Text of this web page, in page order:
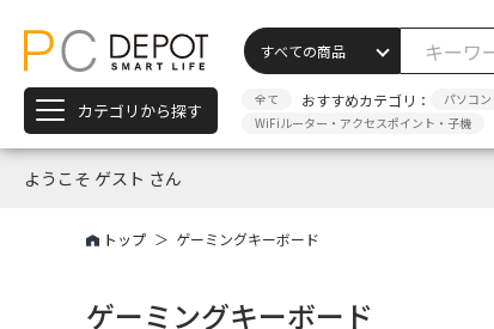
カテゴリから探す 全て おすすめカテゴリ： パソコ
WiFiルーター・アクセスポイント・子機
ようこそ ゲスト さん
トップ ゲーミングキーボード
ゲーミングキーボード